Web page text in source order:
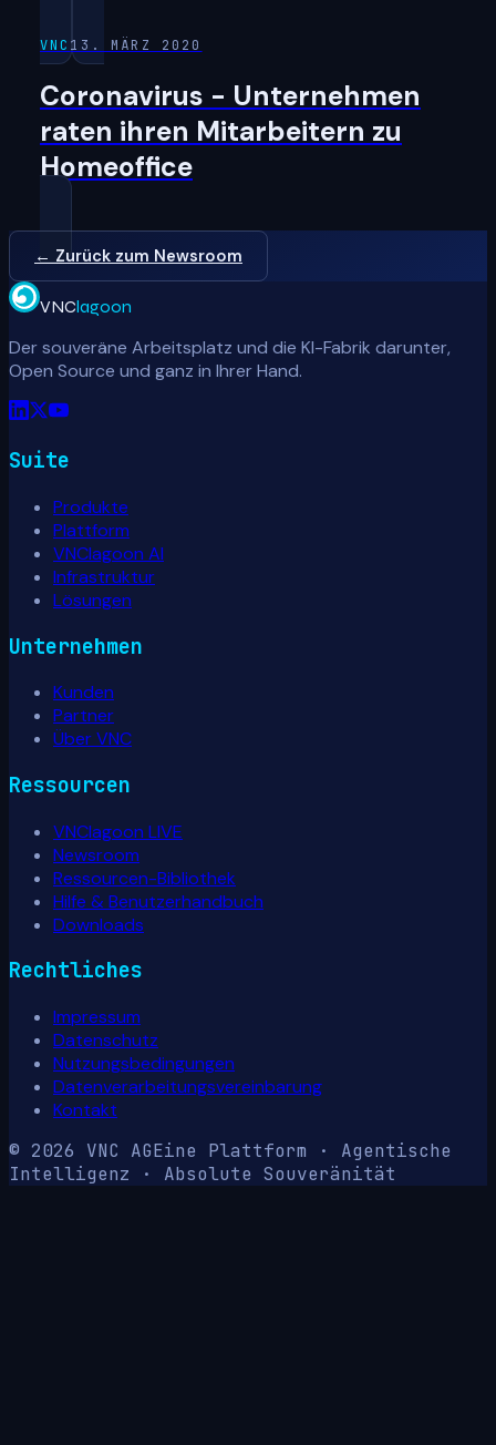
VNC 13. MÄRZ 2020
Coronavirus - Unternehmen
raten ihren Mitarbeitern zu
Homeoffice
← Zurück zum Newsroom
VNClagoon
Der souveräne Arbeitsplatz und die KI-Fabrik darunter,
Open Source und ganz in Ihrer Hand.
Suite
Produkte
Plattform
VNClagoon AI
Infrastruktur
Lösungen
Unternehmen
Kunden
Partner
Über VNC
Ressourcen
VNClagoon LIVE
Newsroom
Ressourcen-Bibliothek
Hilfe & Benutzerhandbuch
Downloads
Rechtliches
Impressum
Datenschutz
Nutzungsbedingungen
Datenverarbeitungsvereinbarung
Kontakt
© 2026 VNC AGEine Plattform · Agentische
Intelligenz · Absolute Souveränität